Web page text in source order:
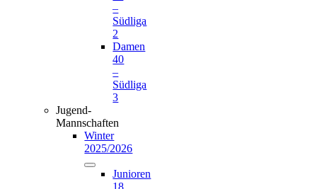
–
Südliga
2
Damen
40
–
Südliga
3
Jugend-
Mannschaften
Winter
2025/2026
Junioren
18